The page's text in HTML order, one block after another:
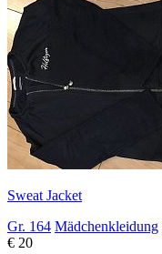
Sweat Jacket
Gr. 164 Mädchenkleidung
€ 20